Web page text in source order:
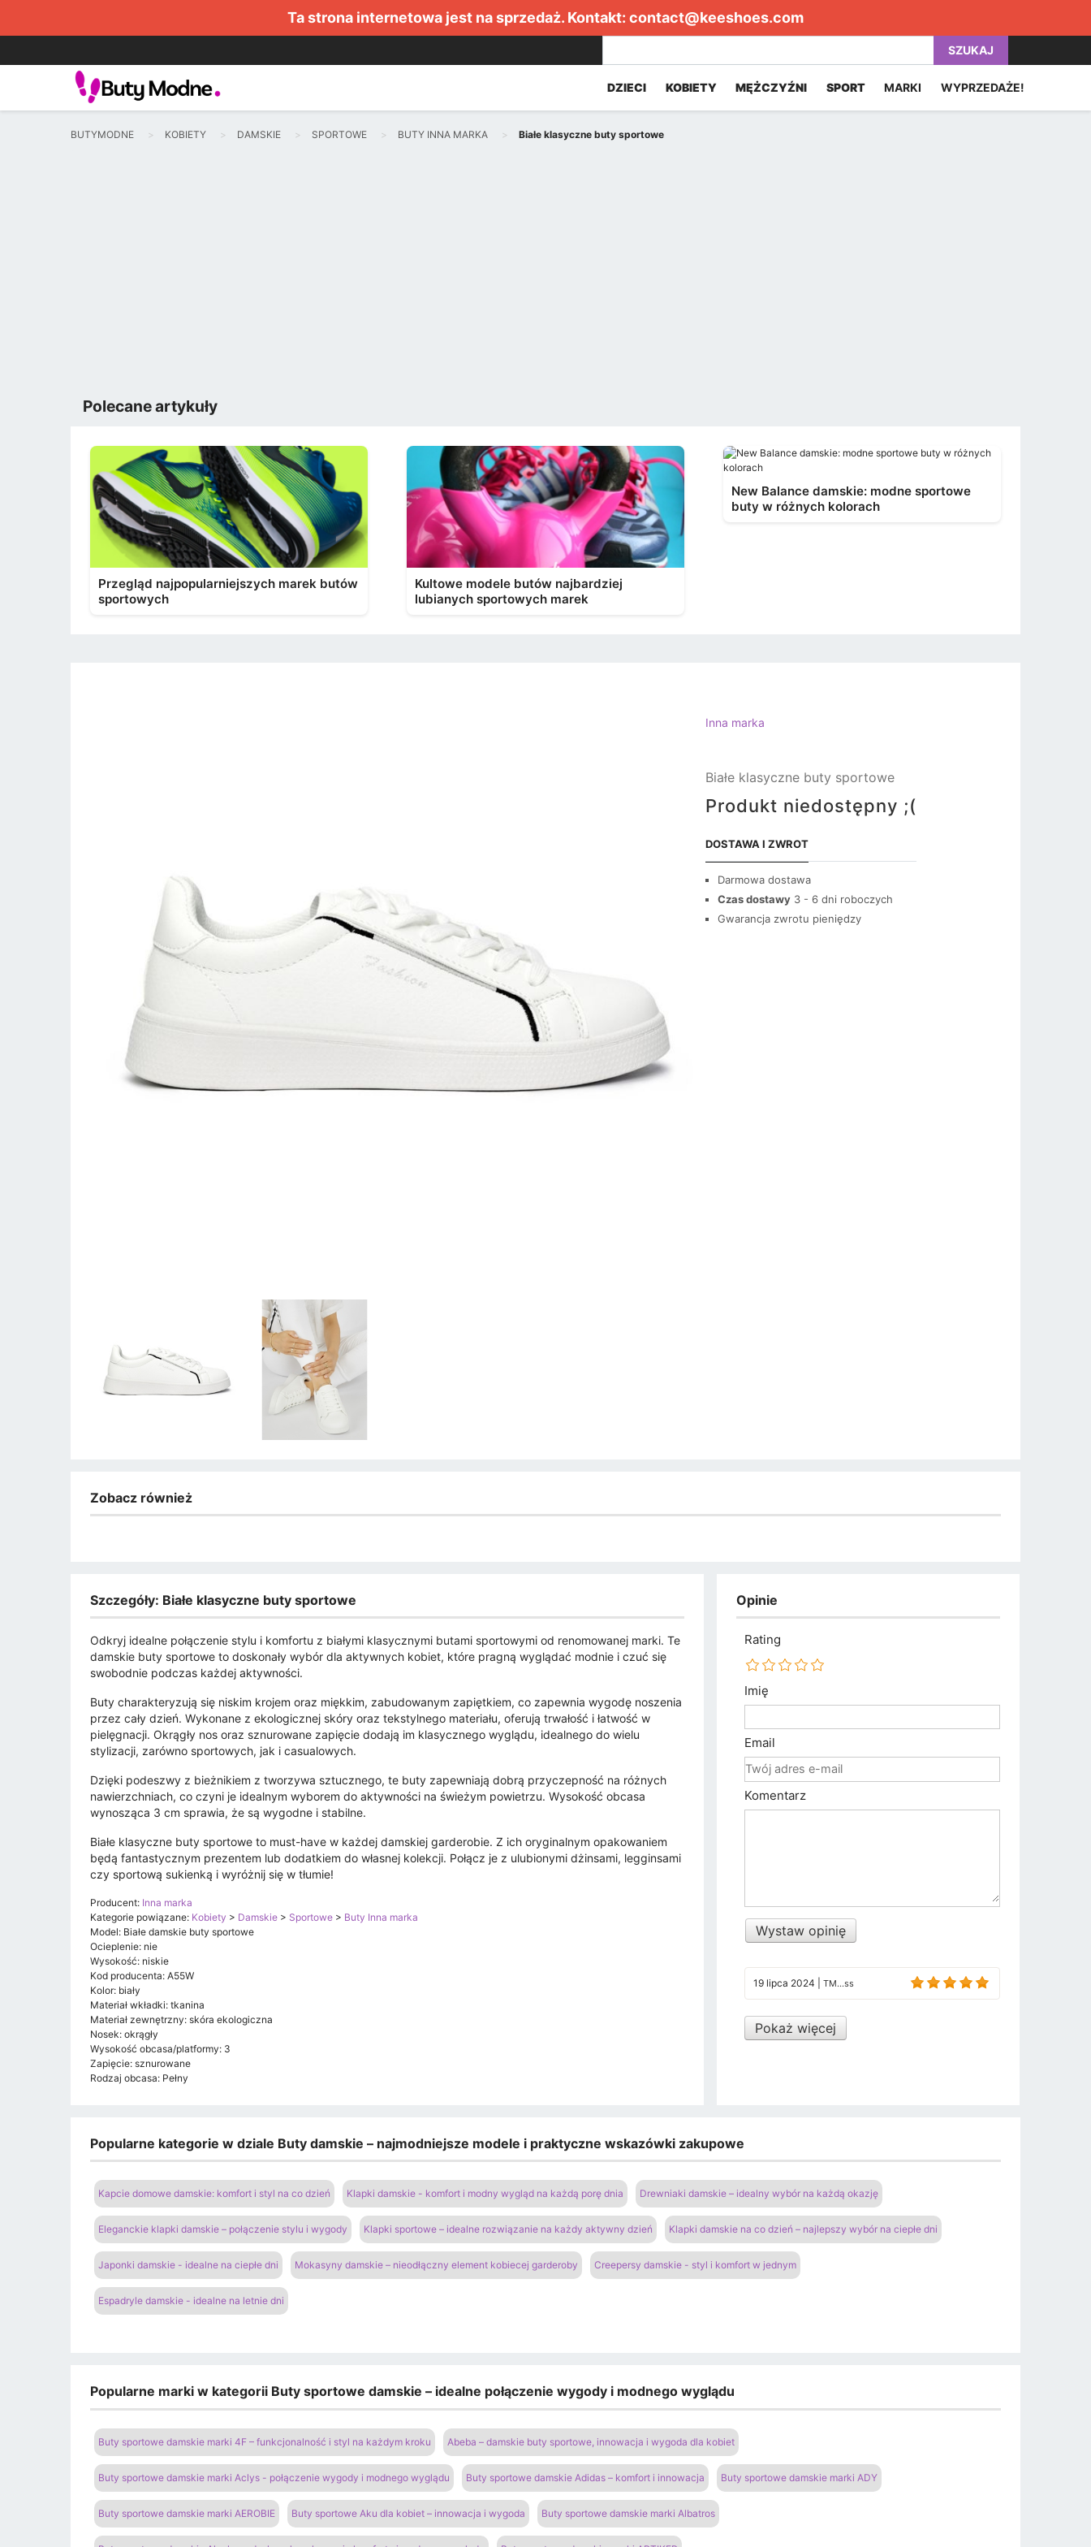
Ta strona internetowa jest na sprzedaż. Kontakt: contact@keeshoes.com
SZUKAJ
DZIECI KOBIETY MĘŻCZYŹNI SPORT MARKI WYPRZEDAŻE!
BUTYMODNE KOBIETY DAMSKIE SPORTOWE BUTY INNA MARKA Białe klasyczne buty sportowe
Polecane artykuły
Przegląd najpopularniejszych marek butów
sportowych
Kultowe modele butów najbardziej
lubianych sportowych marek
New Balance damskie: modne sportowe
buty w różnych kolorach
Inna marka
Białe klasyczne buty sportowe
Produkt niedostępny ;(
DOSTAWA I ZWROT
Darmowa dostawa
Czas dostawy 3 - 6 dni roboczych
Gwarancja zwrotu pieniędzy
Zobacz również
Szczegóły: Białe klasyczne buty sportowe
Odkryj idealne połączenie stylu i komfortu z białymi klasycznymi butami sportowymi od renomowanej marki. Te
damskie buty sportowe to doskonały wybór dla aktywnych kobiet, które pragną wyglądać modnie i czuć się
swobodnie podczas każdej aktywności.
Buty charakteryzują się niskim krojem oraz miękkim, zabudowanym zapiętkiem, co zapewnia wygodę noszenia
przez cały dzień. Wykonane z ekologicznej skóry oraz tekstylnego materiału, oferują trwałość i łatwość w
pielęgnacji. Okrągły nos oraz sznurowane zapięcie dodają im klasycznego wyglądu, idealnego do wielu
stylizacji, zarówno sportowych, jak i casualowych.
Dzięki podeszwy z bieżnikiem z tworzywa sztucznego, te buty zapewniają dobrą przyczepność na różnych
nawierzchniach, co czyni je idealnym wyborem do aktywności na świeżym powietrzu. Wysokość obcasa
wynosząca 3 cm sprawia, że są wygodne i stabilne.
Białe klasyczne buty sportowe to must-have w każdej damskiej garderobie. Z ich oryginalnym opakowaniem
będą fantastycznym prezentem lub dodatkiem do własnej kolekcji. Połącz je z ulubionymi dżinsami, legginsami
czy sportową sukienką i wyróżnij się w tłumie!
Producent: Inna marka
Kategorie powiązane: Kobiety > Damskie > Sportowe > Buty Inna marka
Model: Białe damskie buty sportowe
Ocieplenie: nie
Wysokość: niskie
Kod producenta: A55W
Kolor: biały
Materiał wkładki: tkanina
Materiał zewnętrzny: skóra ekologiczna
Nosek: okrągły
Wysokość obcasa/platformy: 3
Zapięcie: sznurowane
Rodzaj obcasa: Pełny
Opinie
Rating
Imię
Email
Komentarz
Wystaw opinię
19 lipca 2024 TM...ss
Pokaż więcej
Popularne kategorie w dziale Buty damskie – najmodniejsze modele i praktyczne wskazówki zakupowe
Kapcie domowe damskie: komfort i styl na co dzień Klapki damskie - komfort i modny wygląd na każdą porę dnia Drewniaki damskie – idealny wybór na każdą okazję
Eleganckie klapki damskie – połączenie stylu i wygody Klapki sportowe – idealne rozwiązanie na każdy aktywny dzień Klapki damskie na co dzień – najlepszy wybór na ciepłe dni
Japonki damskie - idealne na ciepłe dni Mokasyny damskie – nieodłączny element kobiecej garderoby Creepersy damskie - styl i komfort w jednym
Espadryle damskie - idealne na letnie dni
Popularne marki w kategorii Buty sportowe damskie – idealne połączenie wygody i modnego wyglądu
Buty sportowe damskie marki 4F – funkcjonalność i styl na każdym kroku Abeba – damskie buty sportowe, innowacja i wygoda dla kobiet
Buty sportowe damskie marki Aclys - połączenie wygody i modnego wyglądu Buty sportowe damskie Adidas – komfort i innowacja Buty sportowe damskie marki ADY
Buty sportowe damskie marki AEROBIE Buty sportowe Aku dla kobiet – innowacja i wygoda Buty sportowe damskie marki Albatros